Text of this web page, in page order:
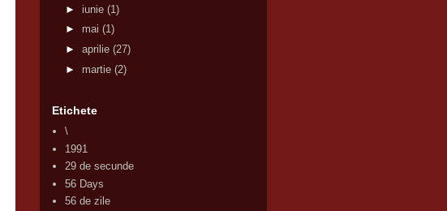
► iunie (1)
► mai (1)
► aprilie (27)
► martie (2)
Etichete
\
1991
29 de secunde
56 Days
56 de zile